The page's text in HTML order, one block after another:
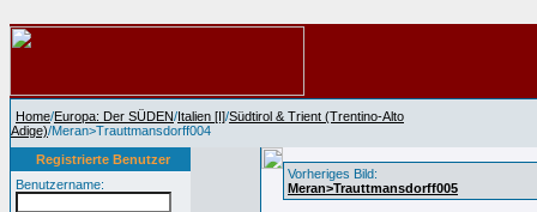
Home/Europa: Der SÜDEN/Italien [I]/Südtirol & Trient (Trentino-Alto
Adige)/Meran>Trauttmansdorff004
Registrierte Benutzer
Benutzername:
Vorheriges Bild:
Meran>Trauttmansdorff005